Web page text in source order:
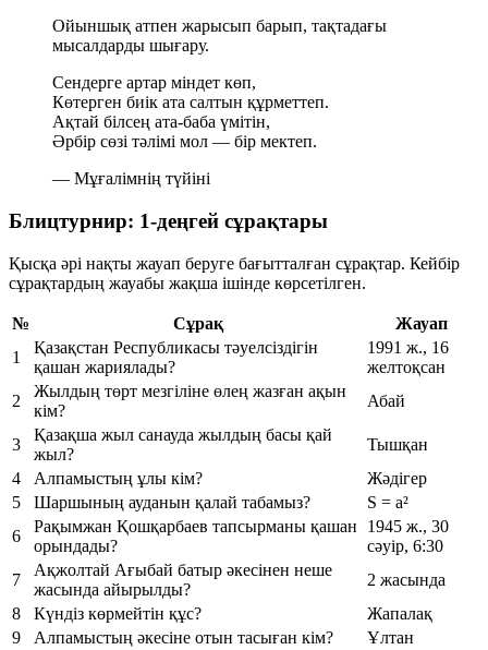
Ойыншық атпен жарысып барып, тақтадағы
мысалдарды шығару.
Сендерге артар міндет көп,
Көтерген биік ата салтын құрметтеп.
Ақтай білсең ата-баба үмітін,
Әрбір сөзі тәлімі мол — бір мектеп.
— Мұғалімнің түйіні
Блицтурнир: 1-деңгей сұрақтары
Қысқа әрі нақты жауап беруге бағытталған сұрақтар. Кейбір
сұрақтардың жауабы жақша ішінде көрсетілген.
№ Сұрақ
Жауап
1
Қазақстан Республикасы тәуелсіздігін
қашан жариялады?
1991 ж., 16
желтоқсан
2
Жылдың төрт мезгіліне өлең жазған ақын
кім?
Абай
3
Қазақша жыл санауда жылдың басы қай
жыл?
Тышқан
4
Алпамыстың ұлы кім?
Жәдігер
5
Шаршының ауданын қалай табамыз?
S = a²
6
Рақымжан Қошқарбаев тапсырманы қашан
орындады?
1945 ж., 30
сәуір, 6:30
7
Ақжолтай Ағыбай батыр әкесінен неше
жасында айырылды?
2 жасында
8
Күндіз көрмейтін құс?
Жапалақ
9
Алпамыстың әкесіне отын тасыған кім? Ұлтан